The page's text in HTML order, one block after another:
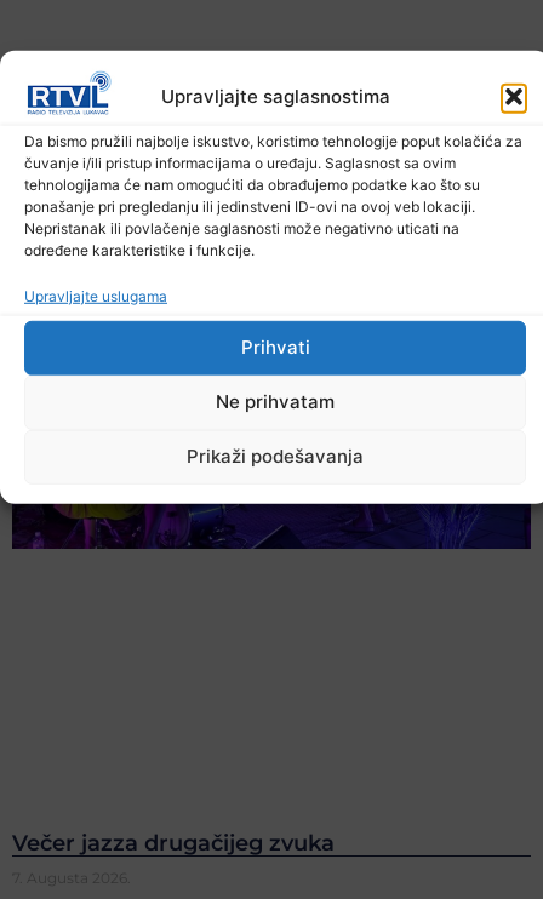
Upravljajte saglasnostima
Da bismo pružili najbolje iskustvo, koristimo tehnologije poput kolačića za
čuvanje i/ili pristup informacijama o uređaju. Saglasnost sa ovim
tehnologijama će nam omogućiti da obrađujemo podatke kao što su
ponašanje pri pregledanju ili jedinstveni ID-ovi na ovoj veb lokaciji.
Nepristanak ili povlačenje saglasnosti može negativno uticati na
određene karakteristike i funkcije.
Upravljajte uslugama
Prihvati
Ne prihvatam
Prikaži podešavanja
U TK povećan broj požara
7. Augusta 2026.
Večer jazza drugačijeg zvuka
7. Augusta 2026.